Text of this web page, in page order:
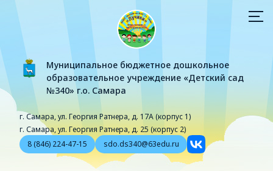
Муниципальное бюджетное дошкольное
образовательное учреждение «Детский сад
№340» г.о. Самара
г. Самара, ул. Георгия Ратнера, д. 17А (корпус 1)
г. Самара, ул. Георгия Ратнера, д. 25 (корпус 2)
8 (846) 224-47-15
sdo.ds340@63edu.ru